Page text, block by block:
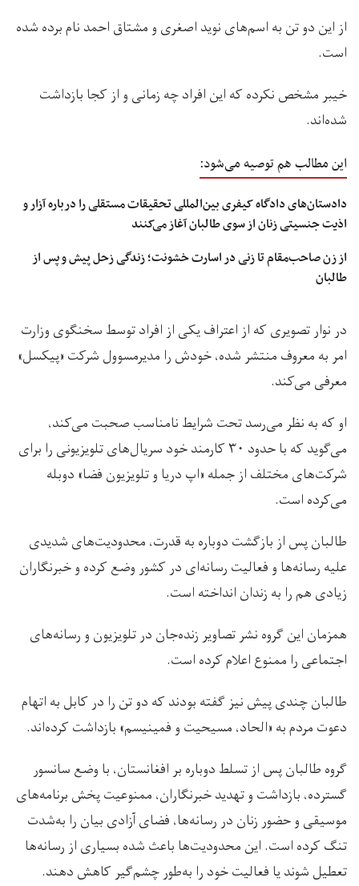
از این دو تن به اسم‌های نوید اصغری و مشتاق احمد نام برده شده
است.
خیبر مشخص نکرده که این افراد چه زمانی و از کجا بازداشت
شده‌اند.
این مطالب هم توصیه می‌شود:
دادستان‌های دادگاه کیفری بین‌المللی تحقیقات مستقلی را درباره آزار و
اذیت جنسیتی زنان از سوی طالبان آغاز می‌کنند
از زن صاحب‌مقام تا زنی در اسارت خشونت؛ زندگی زحل پیش و پس از
طالبان
در نوار تصویری که از اعتراف یکی از افراد توسط سخنگوی وزارت
امر به معروف منتشر شده، خودش را مدیرمسوول شرکت «پیکسل»
معرفی می‌کند.
او که به نظر می‌رسد تحت شرایط نامناسب صحبت می‌کند،
می‌گوید که با حدود ۳۰ کارمند خود سریال‌های تلویزیونی را برای
شرکت‌های مختلف از جمله «اپ دریا و تلویزیون فضا» دوبله
می‌کرده است.
طالبان پس از بازگشت دوباره به قدرت، محدودیت‌های شدیدی
علیه رسانه‌ها و فعالیت رسانه‌ای در کشور وضع کرده و خبرنگاران
زیادی هم را به زندان انداخته است.
همزمان این گروه نشر تصاویر زنده‌جان در تلویزیون و رسانه‌های
اجتماعی را ممنوع اعلام کرده است.
طالبان چندی پیش نیز گفته بودند که دو تن را در کابل به اتهام
دعوت مردم به «الحاد، مسیحیت و فمینیسم» بازداشت کرده‌اند.
گروه طالبان پس از تسلط دوباره بر افغانستان، با وضع سانسور
گسترده، بازداشت و تهدید خبرنگاران، ممنوعیت پخش برنامه‌های
موسیقی و حضور زنان در رسانه‌ها، فضای آزادی بیان را به‌شدت
تنگ کرده است. این محدودیت‌ها باعث شده بسیاری از رسانه‌ها
تعطیل شوند یا فعالیت خود را به‌طور چشم‌گیر کاهش دهند.